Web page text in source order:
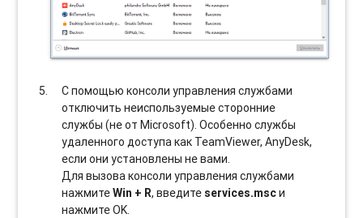
С помощью консоли управления службами
отключить неиспользуемые сторонние
службы (не от Microsoft). Особенно службы
удаленного доступа как TeamViewer, AnyDesk,
если они установлены не вами.
Для вызова консоли управления службами
нажмитеWin + R, введите services.mscи
нажмите OK.